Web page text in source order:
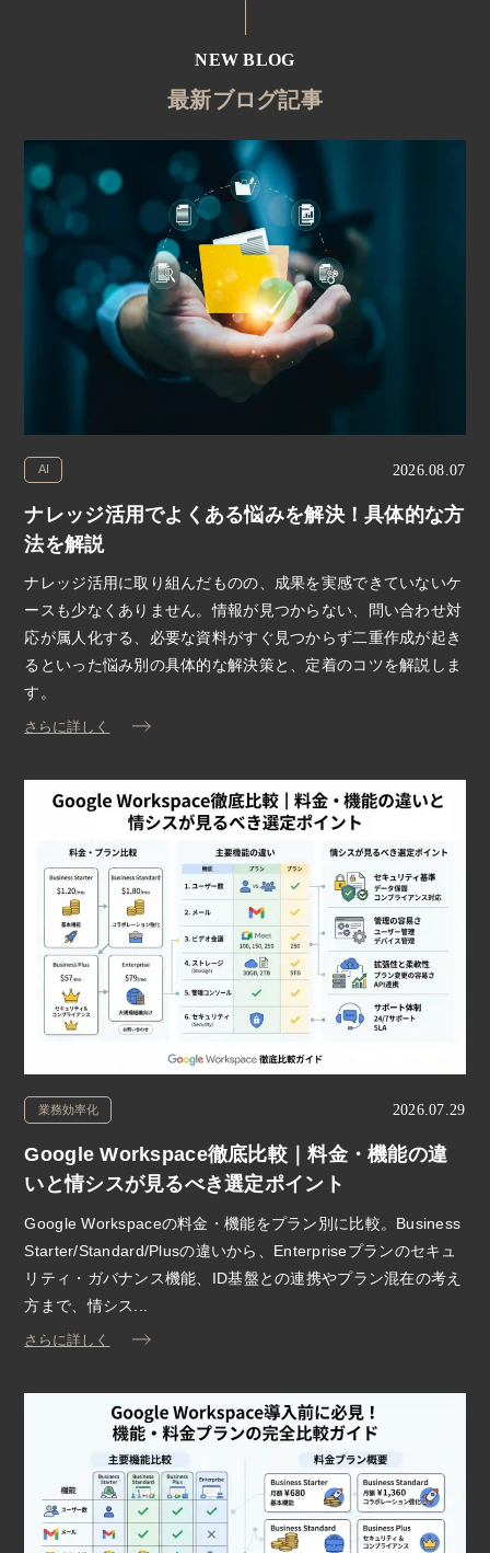
NEW BLOG
最新ブログ記事
AI 2026.08.07
ナレッジ活用でよくある悩みを解決！具体的な方
法を解説
ナレッジ活用に取り組んだものの、成果を実感できていないケ
ースも少なくありません。情報が見つからない、問い合わせ対
応が属人化する、必要な資料がすぐ見つからず二重作成が起き
るといった悩み別の具体的な解決策と、定着のコツを解説しま
す。
さらに詳しく
業務効率化 2026.07.29
Google Workspace徹底比較｜料金・機能の違
いと情シスが見るべき選定ポイント
Google Workspaceの料金・機能をプラン別に比較。Business
Starter/Standard/Plusの違いから、Enterpriseプランのセキュ
リティ・ガバナンス機能、ID基盤との連携やプラン混在の考え
方まで、情シス...
さらに詳しく